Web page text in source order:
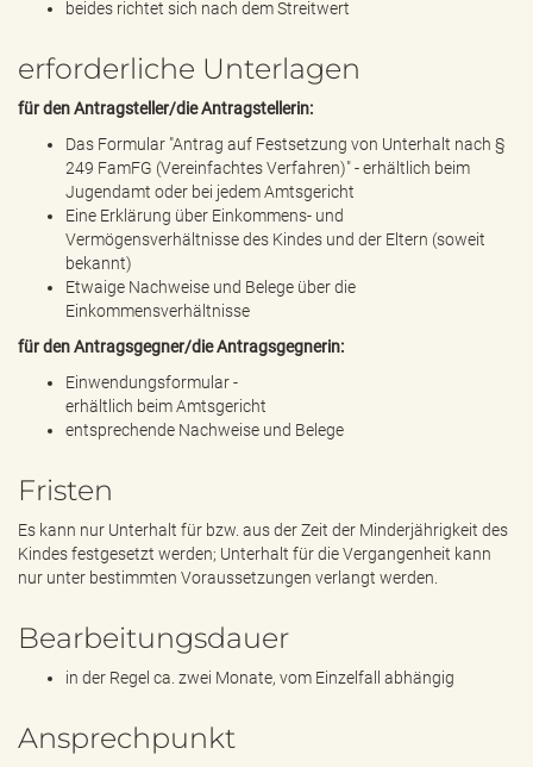
beides richtet sich nach dem Streitwert
erforderliche Unterlagen
für den Antragsteller/die Antragstellerin:
Das Formular "Antrag auf Festsetzung von Unterhalt nach §
249 FamFG (Vereinfachtes Verfahren)" - erhältlich beim
Jugendamt oder bei jedem Amtsgericht
Eine Erklärung über Einkommens- und
Vermögensverhältnisse des Kindes und der Eltern (soweit
bekannt)
Etwaige Nachweise und Belege über die
Einkommensverhältnisse
für den Antragsgegner/die Antragsgegnerin:
Einwendungsformular -
erhältlich beim Amtsgericht
entsprechende Nachweise und Belege
Fristen
Es kann nur Unterhalt für bzw. aus der Zeit der Minderjährigkeit des
Kindes festgesetzt werden; Unterhalt für die Vergangenheit kann
nur unter bestimmten Voraussetzungen verlangt werden.
Bearbeitungsdauer
in der Regel ca. zwei Monate, vom Einzelfall abhängig
Ansprechpunkt